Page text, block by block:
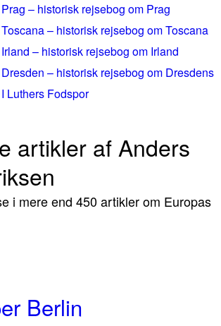
Prag – historisk rejsebog om Prag
Toscana – historisk rejsebog om Toscana
Irland – historisk rejsebog om Irland
Dresden – historisk rejsebog om Dresdens
I Luthers Fodspor
artikler af Anders
i mere end 450 artikler om Europas
Berlin